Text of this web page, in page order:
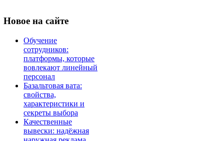
Новое на сайте
Обучение
сотрудников:
платформы, которые
вовлекают линейный
персонал
Базальтовая вата:
свойства,
характеристики и
секреты выбора
Качественные
вывески: надёжная